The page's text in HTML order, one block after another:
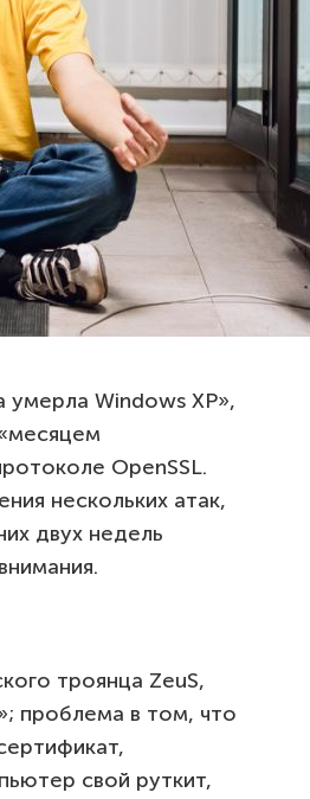
Windows XP»,
OpenSSL.
нескольких атак,
двух недель
троянца ZeuS,
проблема в том, что
свой руткит,